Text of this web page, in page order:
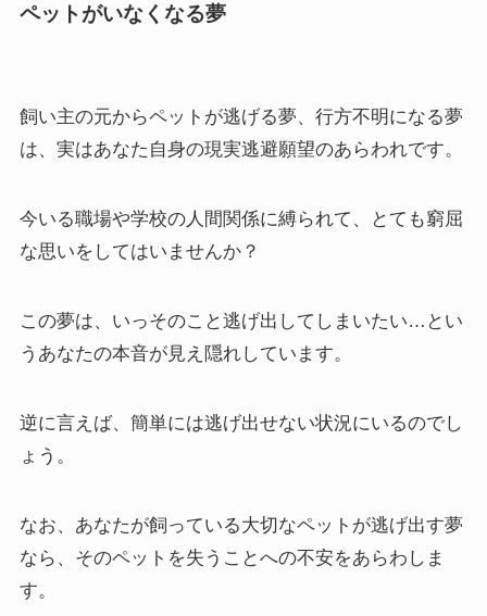
ペットがいなくなる夢
飼い主の元からペットが逃げる夢、行方不明になる夢
は、実はあなた自身の現実逃避願望のあらわれです。
今いる職場や学校の人間関係に縛られて、とても窮屈
な思いをしてはいませんか？
この夢は、いっそのこと逃げ出してしまいたい…とい
うあなたの本音が見え隠れしています。
逆に言えば、簡単には逃げ出せない状況にいるのでし
ょう。
なお、あなたが飼っている大切なペットが逃げ出す夢
なら、そのペットを失うことへの不安をあらわしま
す。